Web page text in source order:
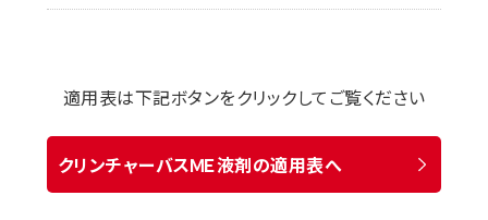
適用表は下記ボタンをクリックしてご覧ください
クリンチャーバスＭＥ液剤の適用表へ